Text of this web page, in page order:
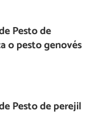
Pesto de
o pesto genovés
Pesto de perejil